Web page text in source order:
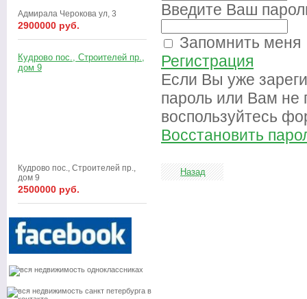
Адмирала Черокова ул, 3
2900000 руб.
Кудрово пос., Строителей пр.,
дом 9
Кудрово пос., Строителей пр.,
дом 9
2500000 руб.
Введите Ваш
Запомнить меня
Регистрация
Если Вы уже
пароль или Вам не
воспользуйтесь
Восстановить
Назад